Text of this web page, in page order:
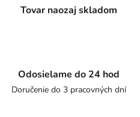
Tovar naozaj skladom
Odosielame do 24 hod
Doručenie do 3 pracovných dní